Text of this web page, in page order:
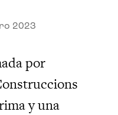
2023
por
y una